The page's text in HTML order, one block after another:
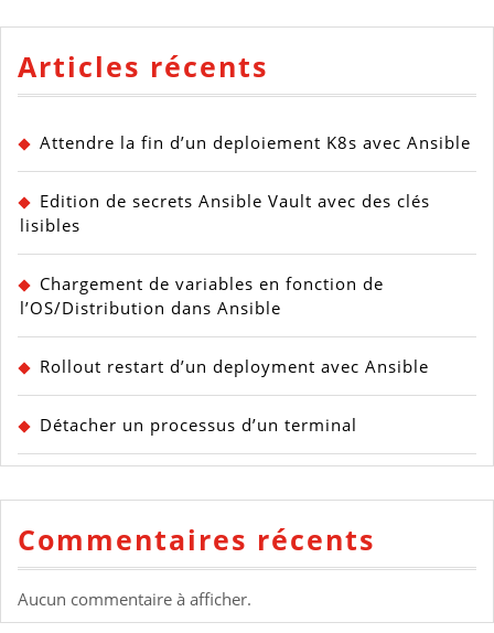
Articles récents
Attendre la fin d’un deploiement K8s avec Ansible
Edition de secrets Ansible Vault avec des clés
lisibles
Chargement de variables en fonction de
l’OS/Distribution dans Ansible
Rollout restart d’un deployment avec Ansible
Détacher un processus d’un terminal
Commentaires récents
Aucun commentaire à afficher.